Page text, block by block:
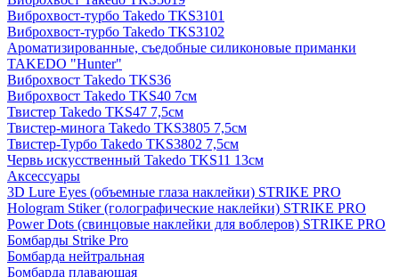
Виброхвост-турбо Takedo TKS3101
Виброхвост-турбо Takedo TKS3102
Ароматизированные, съедобные силиконовые приманки
TAKEDO "Hunter"
Виброхвост Takedo TKS36
Виброхвост Takedo TKS40 7см
Твистер Takedo TKS47 7,5см
Твистер-минога Takedo TKS3805 7,5см
Твистер-Турбо Takedo TKS3802 7,5см
Червь искусственный Takedo TKS11 13см
Аксессуары
3D Lure Eyes (объемные глаза наклейки) STRIKE PRO
Hologram Stiker (голографические наклейки) STRIKE PRO
Power Dots (свинцовые наклейки для воблеров) STRIKE PRO
Бомбарды Strike Pro
Бомбарда нейтральная
Бомбарда плавающая